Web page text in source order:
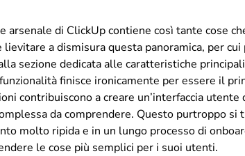
arsenale di ClickUp contiene così tante cose
lievitare a dismisura questa panoramica, per
sezione dedicata alle caratteristiche
finisce ironicamente per essere il
contribuiscono a creare un’interfaccia
da comprendere. Questo purtroppo si
molto ripida e in un lungo processo di
le cose più semplici per i suoi utenti.